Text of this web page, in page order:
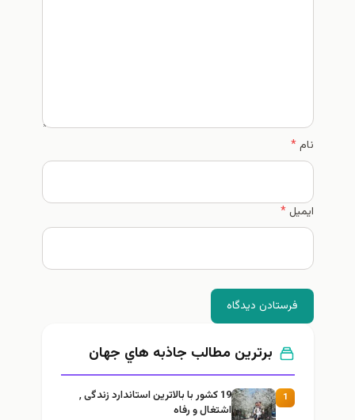
نام*
ایمیل*
فرستادن دیدگاه
برترین مطالب جاذبه هاي جهان
1
19 کشور با بالاترین استاندارد زندگی ٬
اشتغال و رفاه